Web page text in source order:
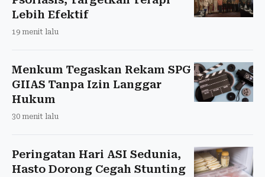
Lebih Efektif
19 menit lalu
Menkum Tegaskan Rekam SPG
GIIAS Tanpa Izin Langgar
Hukum
30 menit lalu
Peringatan Hari ASI Sedunia,
Hasto Dorong Cegah Stunting